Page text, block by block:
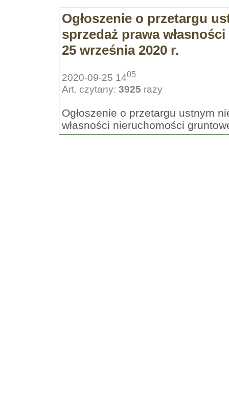
Ogłoszenie o przetargu
sprzedaż prawa
25 września 2020 r.
2020-09-25 1405
Art. czytany: 3925 razy
Ogłoszenie o przetargu ustnym
własności nieruchomości